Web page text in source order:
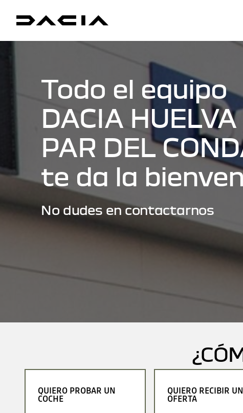
Todo el equipo
DACIA
PAR DEL
te da la
No dudes en contactarnos
QUIERO PROBAR UN
COCHE
QUIERO RECIBIR
OFERTA